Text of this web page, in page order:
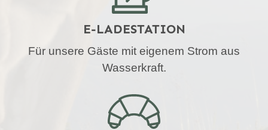
E-LADESTATION
Für unsere Gäste mit eigenem Strom aus
Wasserkraft.